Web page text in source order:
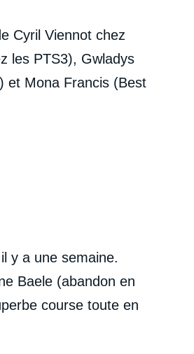
Cyril Viennot chez
les PTS3), Gwladys
et Mona Francis (Best
y a une semaine.
Baele (abandon en
course toute en